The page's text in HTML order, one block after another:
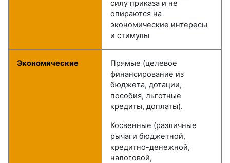
силу приказа и не
опираются на
экономические интересы
и стимулы
Экономические
Прямые (целевое
финансирование из
бюджета, дотации,
пособия, льготные
кредиты, доплаты).
Косвенные (различные
рычаги бюджетной,
кредитно-денежной,
налоговой,